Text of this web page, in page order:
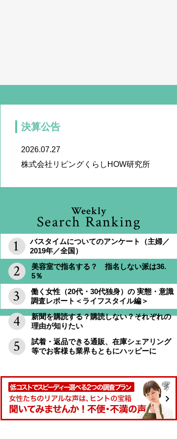
決算公告
2026.07.27
株式会社リビングくらしHOW研究所
Weekly
Search Ranking
バスタイムについてのアンケート（主婦／
2019年／全国）
美容室で指名する？ 指名しない派は36.
5％
働く女性（20代・30代独身）の 実態・意識
調査レポート＜ライフスタイル編＞
新聞を購読する？購読しない？それぞれの
理由が知りたい
試着・返品できる通販、在庫シェアリング
等でお客様も業界もともにハッピーに